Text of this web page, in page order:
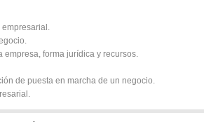
forma jurídica y recursos.
de puesta en marcha de un negocio.